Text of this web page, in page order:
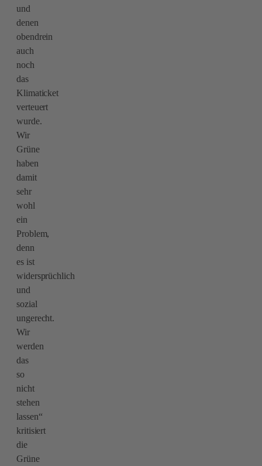
und
denen
obendrein
auch
noch
das
Klimaticket
verteuert
wurde.
Wir
Grüne
haben
damit
sehr
wohl
ein
Problem,
denn
es ist
widersprüchlich
und
sozial
ungerecht.
Wir
werden
das
so
nicht
stehen
lassen“
kritisiert
die
Grüne